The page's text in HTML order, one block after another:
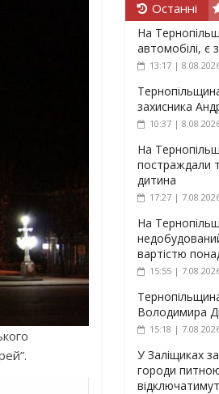
Останні
На
автомобілі, є
13:17 |
захисника
10:37 |
На
постраждали
дитина
17:27 |
На
вартістю
15:55 |
Володимира
15:18 |
У Заліщиках
городи